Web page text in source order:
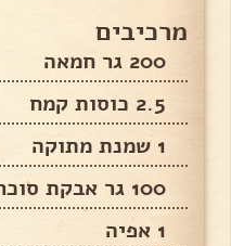
מרכיבים
200 גר חמאה
2.5 כוסות קמח
1 שמנת מתוקה
100 גר אבקת סוכר
1 אפיה